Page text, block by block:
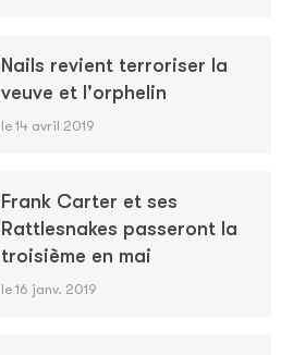
Nails revient terroriser la
veuve et l'orphelin
le 14 avril 2019
Frank Carter et ses
Rattlesnakes passeront la
troisième en mai
le 16 janv. 2019